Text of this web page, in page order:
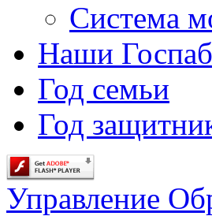
Система
Наши
Год семьи
Год
Управление